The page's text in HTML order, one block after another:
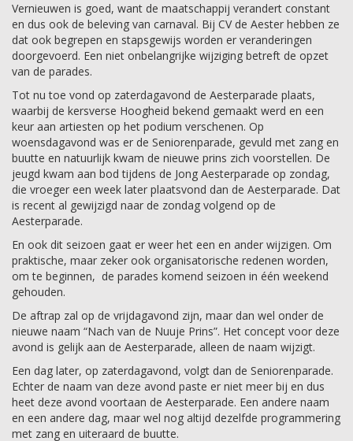
Vernieuwen is goed, want de maatschappij verandert constant
en dus ook de beleving van carnaval. Bij CV de Aester hebben ze
dat ook begrepen en stapsgewijs worden er veranderingen
doorgevoerd. Een niet onbelangrijke wijziging betreft de opzet
van de parades.
Tot nu toe vond op zaterdagavond de Aesterparade plaats,
waarbij de kersverse Hoogheid bekend gemaakt werd en een
keur aan artiesten op het podium verschenen. Op
woensdagavond was er de Seniorenparade, gevuld met zang en
buutte en natuurlijk kwam de nieuwe prins zich voorstellen. De
jeugd kwam aan bod tijdens de Jong Aesterparade op zondag,
die vroeger een week later plaatsvond dan de Aesterparade. Dat
is recent al gewijzigd naar de zondag volgend op de
Aesterparade.
En ook dit seizoen gaat er weer het een en ander wijzigen. Om
praktische, maar zeker ook organisatorische redenen worden,
om te beginnen, de parades komend seizoen in één weekend
gehouden.
De aftrap zal op de vrijdagavond zijn, maar dan wel onder de
nieuwe naam “Nach van de Nuuje Prins”. Het concept voor deze
avond is gelijk aan de Aesterparade, alleen de naam wijzigt.
Een dag later, op zaterdagavond, volgt dan de Seniorenparade.
Echter de naam van deze avond paste er niet meer bij en dus
heet deze avond voortaan de Aesterparade. Een andere naam
en een andere dag, maar wel nog altijd dezelfde programmering
met zang en uiteraard de buutte.